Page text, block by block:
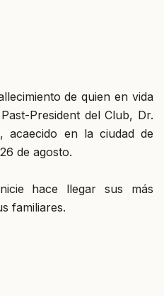
de quien en vida
President del Club, Dr.
acaecido en la ciudad de
de agosto.
hace llegar sus más
familiares.